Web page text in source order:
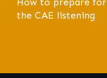
the CAE listening